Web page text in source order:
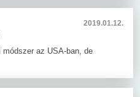
2019.01.12.
az USA-ban, de